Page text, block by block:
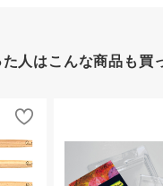
人はこんな商品も買